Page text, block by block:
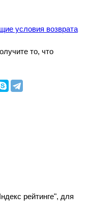
условия возврата
то, что
рейтинге", для